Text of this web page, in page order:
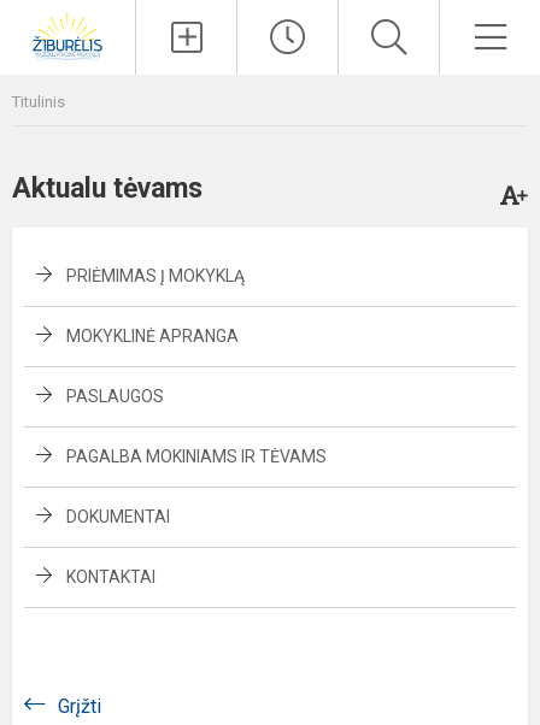
Titulinis
Aktualu tėvams
PRIĖMIMAS Į MOKYKLĄ
MOKYKLINĖ APRANGA
PASLAUGOS
PAGALBA MOKINIAMS IR TĖVAMS
DOKUMENTAI
KONTAKTAI
Grįžti